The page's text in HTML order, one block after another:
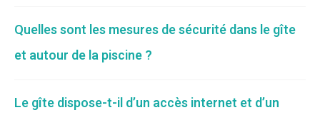
Quelles sont les mesures de sécurité dans le gîte
et autour de la piscine ?
Le gîte dispose-t-il d’un accès internet et d’un